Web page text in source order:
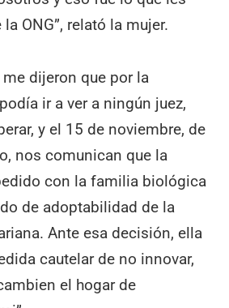
ONG”, relató la mujer.
dijeron que por la
ir a ver a ningún juez,
y el 15 de noviembre, de
nos comunican que la
con la familia biológica
de adoptabilidad de la
Ante esa decisión, ella
cautelar de no innovar,
el hogar de